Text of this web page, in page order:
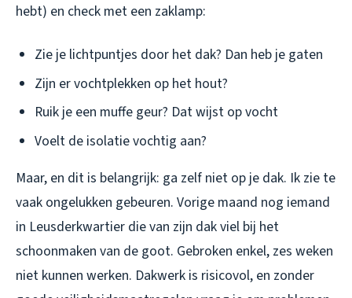
hebt) en check met een zaklamp:
Zie je lichtpuntjes door het dak? Dan heb je gaten
Zijn er vochtplekken op het hout?
Ruik je een muffe geur? Dat wijst op vocht
Voelt de isolatie vochtig aan?
Maar, en dit is belangrijk: ga zelf niet op je dak. Ik zie te
vaak ongelukken gebeuren. Vorige maand nog iemand
in Leusderkwartier die van zijn dak viel bij het
schoonmaken van de goot. Gebroken enkel, zes weken
niet kunnen werken. Dakwerk is risicovol, en zonder